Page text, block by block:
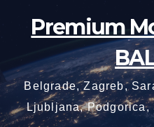
Premium
Belgrade, Zagreb,
Ljubljana, Podgorica,